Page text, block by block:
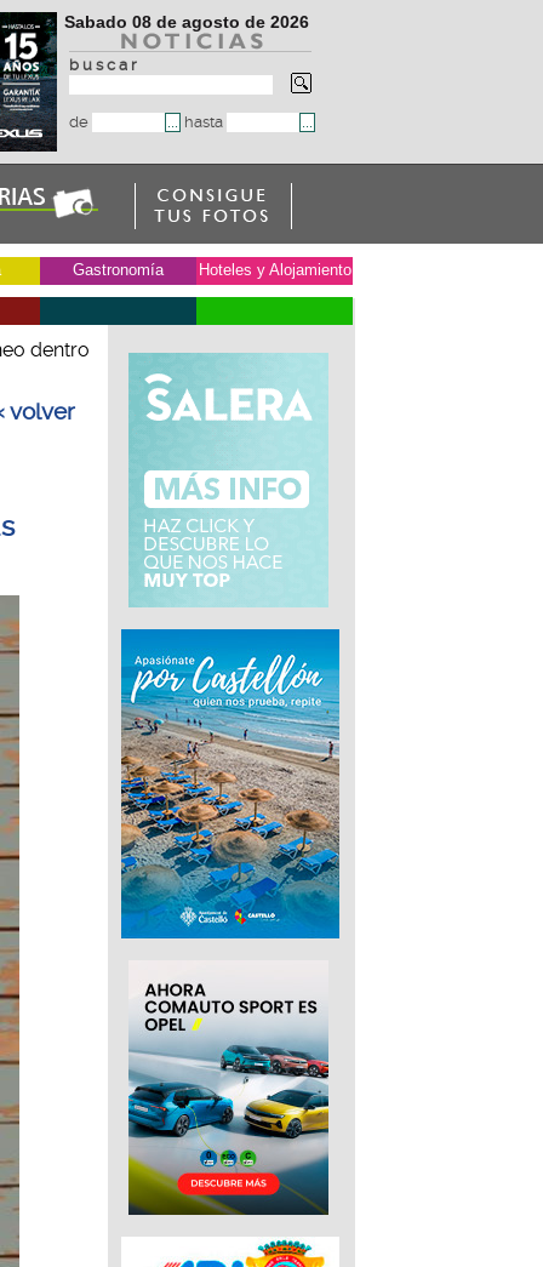
Sabado 08 de agosto de 2026
b u s c a r
de hasta
Gastronomía Hoteles y Alojamiento
dentro
volver